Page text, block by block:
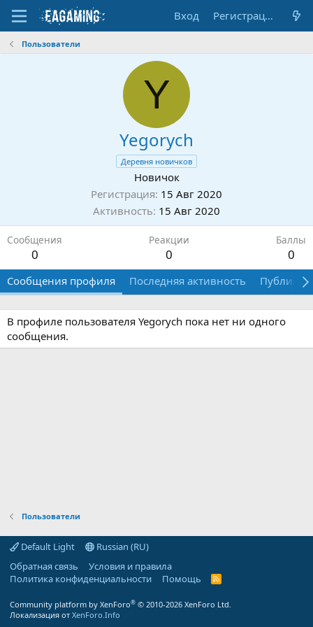
Вход Регистрация
Пользователи
Y
Yegorych
Деревня новичков
Новичок
Регистрация 15 Авг 2020
Активность 15 Авг 2020
Сообщения
0
Реакции
0
Баллы
0
Сообщения профиля Последняя активность
В профиле пользователя Yegorych пока нет ни одного
сообщения.
Пользователи
Default Light
Russian (RU)
Обратная связь
Условия и правила
Политика конфиденциальности
Помощь
R
Community platform by XenForo® © 2010-2026 XenForo Ltd.
Локализация от XenForo.Info